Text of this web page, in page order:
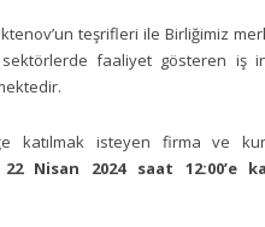
teşrifleri ile Birliğimiz
faaliyet gösteren iş
katılmak isteyen firma ve
22 Nisan 2024 saat 12:00’e